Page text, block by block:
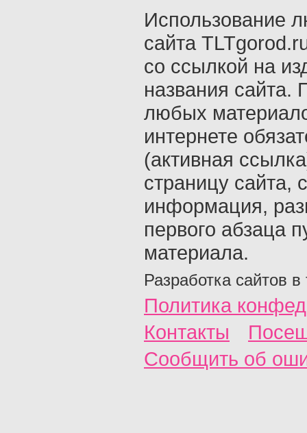
Использование
сайта
со ссылкой на
названия сайта.
любых
интернете
(активная
страницу сайта,
информация,
первого абзаца
материала.
Разработка сайтов в
Политика
Контакты
Сообщить об